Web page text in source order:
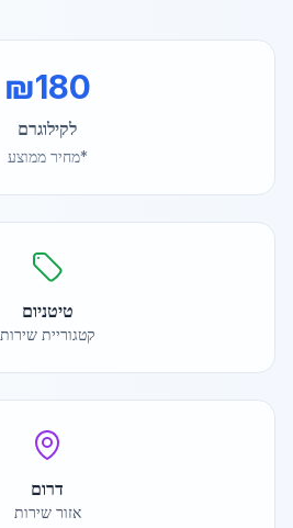
₪180
לקילוגרם
*מחיר ממוצע
טיטניום
קטגוריית שירות
דרום
אזור שירות